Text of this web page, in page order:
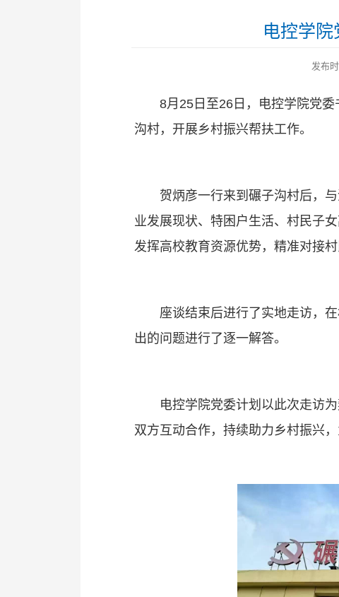
电控学
发布
8月25日至26日，电控学院党
沟村，开展乡村振兴帮扶工作。
贺炳彦一行来到碾子沟村后，
业发展现状、特困户生活、村民子
发挥高校教育资源优势，精准对接
座谈结束后进行了实地走访，
出的问题进行了逐一解答。
电控学院党委计划以此次走访
双方互动合作，持续助力乡村振兴